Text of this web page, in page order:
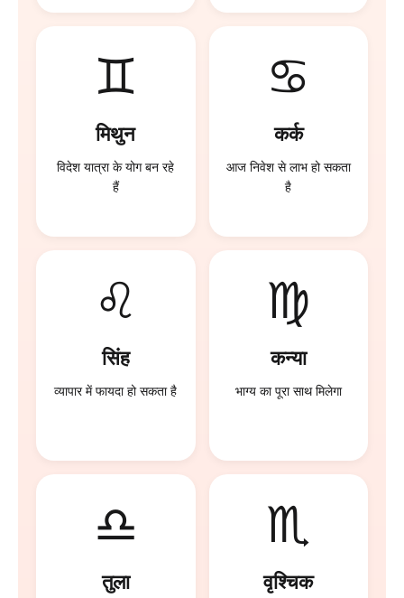
♊
मिथुन
विदेश यात्रा के योग बन रहे
हैं
♋
कर्क
आज निवेश से लाभ हो सकता
है
♌
सिंह
व्यापार में फायदा हो सकता है
♍
कन्या
भाग्य का पूरा साथ मिलेगा
♎
तुला
♏
वृश्चिक